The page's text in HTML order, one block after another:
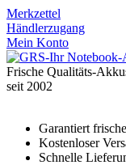
Merkzettel
Händlerzugang
Mein Konto
Frische Qualitäts-
seit 2002
Garantiert
Kostenloser
Schnelle